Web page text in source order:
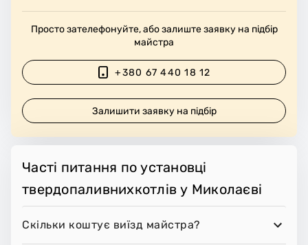
Просто зателефонуйте, або залиште заявку на підбір
майстра
+380 67 440 18 12
Залишити заявку на підбір
Часті питання по установці
твердопаливнихкотлів у Миколаєві
Скільки коштує виїзд майстра?